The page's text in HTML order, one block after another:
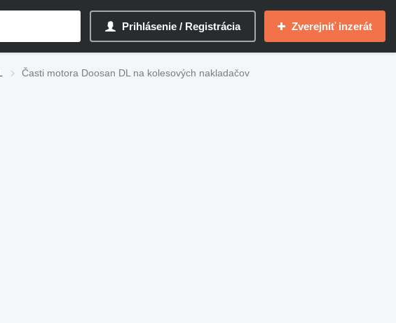
Prihlásenie / Registrácia Zverejniť inzerát
Časti motora Doosan DL na kolesových nakladačov